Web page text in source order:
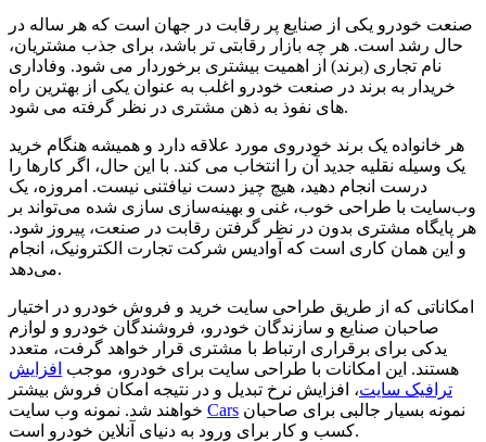
صنعت خودرو یکی از صنایع پر رقابت در جهان است که هر ساله در
حال رشد است. هر چه بازار رقابتی تر باشد، برای جذب مشتریان،
نام تجاری (برند) از اهمیت بیشتری برخوردار می شود. وفاداری
خریدار به برند در صنعت خودرو اغلب به عنوان یکی از بهترین راه
های نفوذ به ذهن مشتری در نظر گرفته می شود.
هر خانواده یک برند خودروی مورد علاقه دارد و همیشه هنگام خرید
یک وسیله نقلیه جدید آن را انتخاب می کند. با این حال، اگر کارها را
درست انجام دهید، هیچ چیز دست نیافتنی نیست. امروزه، یک
وب‌سایت با طراحی خوب، غنی و بهینه‌سازی سازی شده می‌تواند بر
هر پایگاه مشتری بدون در نظر گرفتن رقابت در صنعت، پیروز شود.
و این همان کاری است که آوادیس شرکت تجارت الکترونیک، انجام
می‌دهد.
امکاناتی که از طریق طراحی سایت خرید و فروش خودرو در اختیار
صاحبان صنایع و سازندگان خودرو، فروشندگان خودرو و لوازم
یدکی برای برقراری ارتباط با مشتری قرار خواهد گرفت، متعدد
هستند. این امکانات با طراحی سایت برای خودرو، موجب افزایش
ترافیک سایت، افزایش نرخ تبدیل و در نتیجه امکان فروش بیشتر
Cars
کسب و کار برای ورود به دنیای آنلاین خودرو است.